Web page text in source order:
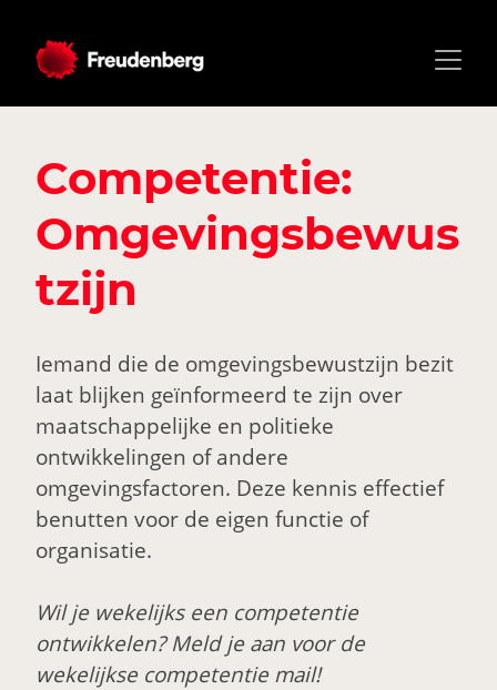
Competentie:
Omgevingsbewus
tzijn
Iemand die de omgevingsbewustzijn bezit
laat blijken geïnformeerd te zijn over
maatschappelijke en politieke
ontwikkelingen of andere
omgevingsfactoren. Deze kennis effectief
benutten voor de eigen functie of
organisatie.
Wil je wekelijks een competentie
ontwikkelen? Meld je aan voor de
wekelijkse competentie mail!